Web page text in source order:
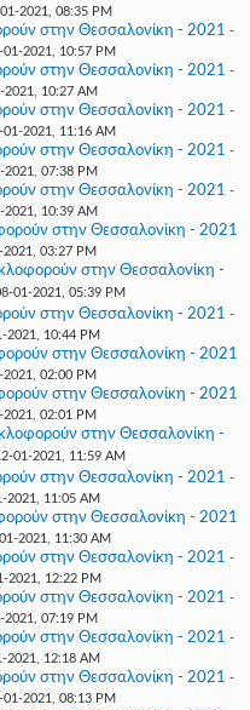
2021, 08:35 PM
στην Θεσσαλονίκη - 2021 -
01-2021, 10:57 PM
στην Θεσσαλονίκη - 2021 -
2021, 10:27 AM
στην Θεσσαλονίκη - 2021 -
01-2021, 11:16 AM
στην Θεσσαλονίκη - 2021 -
2021, 07:38 PM
στην Θεσσαλονίκη - 2021 -
2021, 10:39 AM
στην Θεσσαλονίκη - 2021
03:27 PM
στην Θεσσαλονίκη -
01-2021, 05:39 PM
στην Θεσσαλονίκη - 2021 -
2021, 10:44 PM
στην Θεσσαλονίκη - 2021
02:00 PM
στην Θεσσαλονίκη - 2021
02:01 PM
στην Θεσσαλονίκη -
01-2021, 11:59 AM
στην Θεσσαλονίκη - 2021 -
2021, 11:05 AM
στην Θεσσαλονίκη - 2021
2021, 11:30 AM
στην Θεσσαλονίκη - 2021 -
2021, 12:22 PM
στην Θεσσαλονίκη - 2021 -
2021, 07:19 PM
στην Θεσσαλονίκη - 2021 -
2021, 12:18 AM
στην Θεσσαλονίκη - 2021 -
01-2021, 08:13 PM